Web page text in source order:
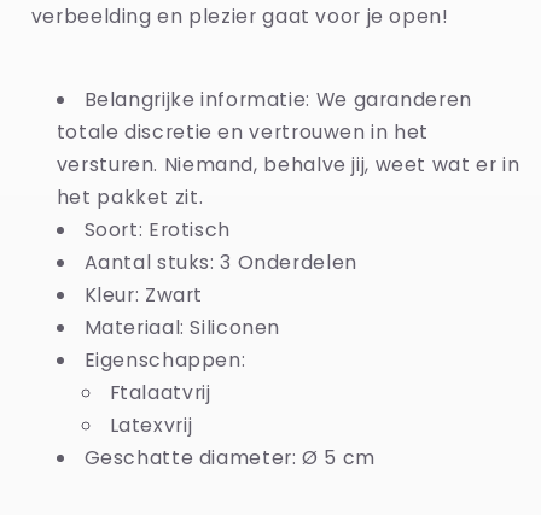
verbeelding en plezier gaat voor je open!
Belangrijke informatie: We garanderen
totale discretie en vertrouwen in het
versturen. Niemand, behalve jij, weet wat er in
het pakket zit.
Soort: Erotisch
Aantal stuks: 3 Onderdelen
Kleur: Zwart
Materiaal: Siliconen
Eigenschappen:
Ftalaatvrij
Latexvrij
Geschatte diameter: Ø 5 cm